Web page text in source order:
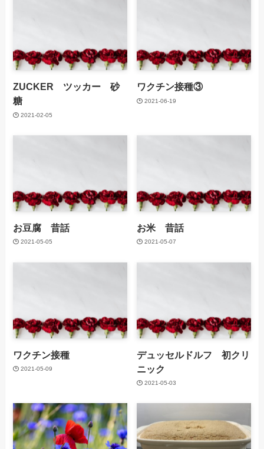
ZUCKER ツッカー 砂
糖
2021-02-05
ワクチン接種③
2021-06-19
お豆腐 昔話
2021-05-05
お米 昔話
2021-05-07
ワクチン接種
2021-05-09
デュッセルドルフ 初クリ
ニック
2021-05-03